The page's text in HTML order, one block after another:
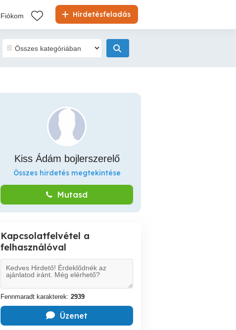
Hirdetésfeladás
Fiókom
Kiss Ádám bojlerszerelő
Összes hirdetés megtekintése
Mutasd
Kapcsolatfelvétel a
felhasználóval
Fennmaradt karakterek: 2939
Üzenet